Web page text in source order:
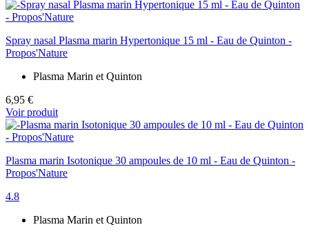
Spray nasal Plasma marin Hypertonique 15 ml - Eau de Quinton -
Propos'Nature
Plasma Marin et Quinton
6,95 €
Voir produit
Plasma marin Isotonique 30 ampoules de 10 ml - Eau de Quinton -
Propos'Nature
4.8
Plasma Marin et Quinton